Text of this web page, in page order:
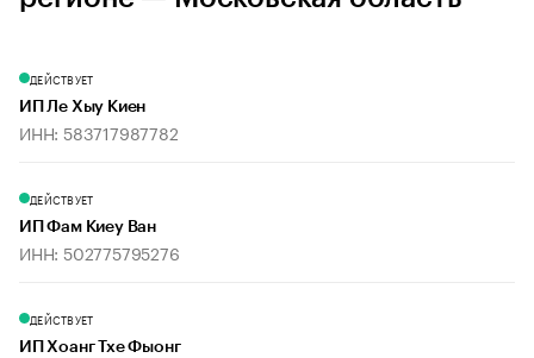
ДЕЙСТВУЕТ
ИП Ле Хыу Киен
ИНН: 583717987782
ДЕЙСТВУЕТ
ИП Фам Киеу Ван
ИНН: 502775795276
ДЕЙСТВУЕТ
ИП Хоанг Тхе Фыонг